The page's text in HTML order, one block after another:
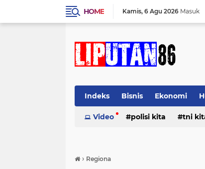
HOME Kamis 6 Agu 2026 Masuk
Indeks Bisnis Ekonomi
Video polisi kita tni
› Regiona